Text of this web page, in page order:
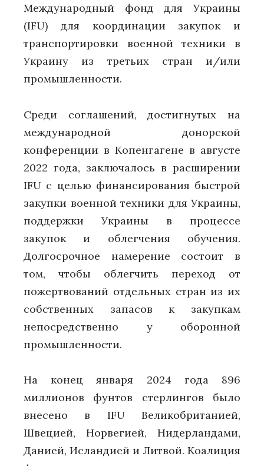
Международный фонд для Украины
(IFU) для координации закупок и
транспортировки военной техники в
Украину из третьих стран и/или
промышленности.
Среди соглашений, достигнутых на
международной донорской
конференции в Копенгагене в августе
2022 года, заключалось в расширении
IFU с целью финансирования быстрой
закупки военной техники для Украины,
поддержки Украины в процессе
закупок и облегчения обучения.
Долгосрочное намерение состоит в
том, чтобы облегчить переход от
пожертвований отдельных стран из их
собственных запасов к закупкам
непосредственно у оборонной
промышленности.
На конец января 2024 года 896
миллионов фунтов стерлингов было
внесено в IFU Великобританией,
Швецией, Норвегией, Нидерландами,
Данией, Исландией и Литвой. Коалиция